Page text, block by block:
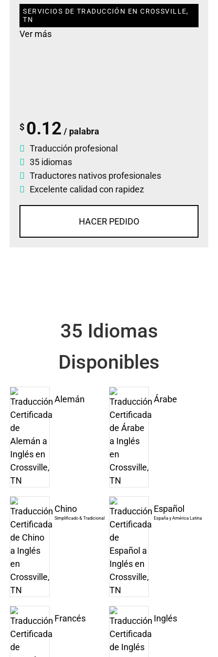
SERVICIOS DE TRADUCCIÓN EN CROSSVILLE,
TN
Ver más
$ 0.12 / palabra
Traducción profesional
35 idiomas
Traductores nativos profesionales
Excelente calidad con rapidez
HACER PEDIDO
35 Idiomas
Disponibles
Alemán Árabe
Chino
Simplificado & Tradicional
Español
España y América Latina
Francés Inglés